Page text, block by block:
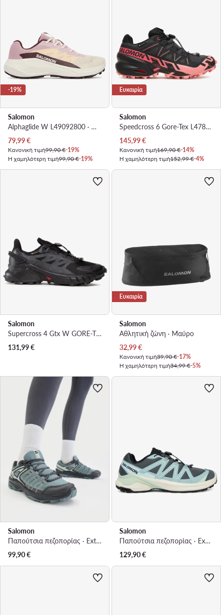
-19%
Salomon
Alphaglide W L49092800 · Παπούτσια για Τρέξιμο
Τρέχουσα τιμή
79,99€
Κανονική τιμή99,90 €-19%
Η χαμηλότερη τιμή99,90 €-19%
Ευκαιρία
Salomon
Speedcross 6 Gore-Tex L47880400 · Παπούτσια για Τρέξιμο
Τρέχουσα τιμή
145,99€
Κανονική τιμή169,90 €-14%
Η χαμηλότερη τιμή152,99 €-4%
Salomon
Supercross 4 Gtx W GORE-TEX 417339 20 V0 · Παπούτσια για Τρέξιμο
131,99€
Ευκαιρία
Salomon
Αθλητική ζώνη · Μαύρο
Τρέχουσα τιμή
32,99€
Κανονική τιμή39,90 €-17%
Η χαμηλότερη τιμή34,99 €-5%
Salomon
Παπούτσια πεζοπορίας · Extegra W L49227400 · Γκρι
99,90€
Salomon
Παπούτσια πεζοπορίας · Examotion W L47962300 · Πράσινο
129,90€